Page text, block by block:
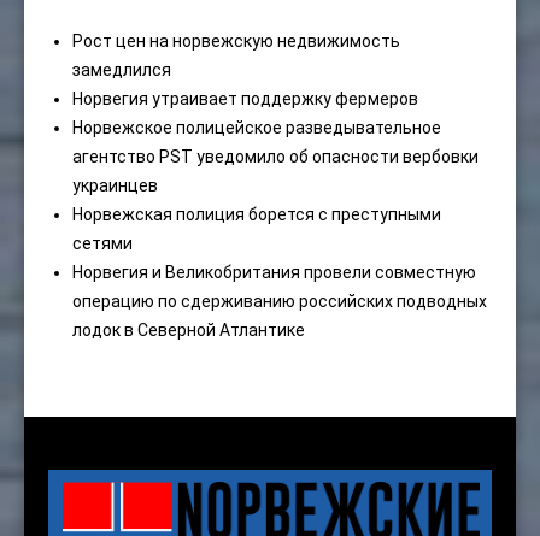
Рост цен на норвежскую недвижимость
замедлился
Норвегия утраивает поддержку фермеров
Норвежское полицейское разведывательное
агентство PST уведомило об опасности вербовки
украинцев
Норвежская полиция борется с преступными
сетями
Норвегия и Великобритания провели совместную
операцию по сдерживанию российских подводных
лодок в Северной Атлантике